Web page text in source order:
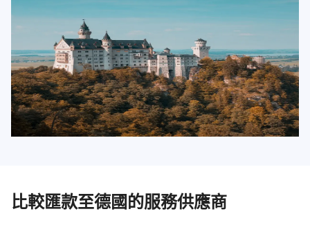
比較匯款至德國的服務供應商